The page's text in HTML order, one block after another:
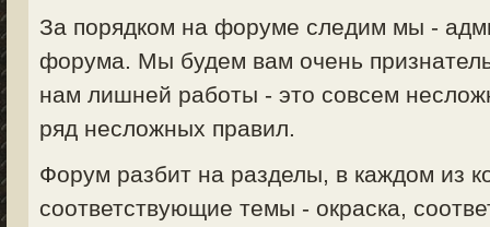
За порядком на форуме следим мы -
форума. Мы будем вам очень
нам лишней работы - это совсем
ряд несложных правил.
Форум разбит на разделы, в каждом из
соответствующие темы - окраска,